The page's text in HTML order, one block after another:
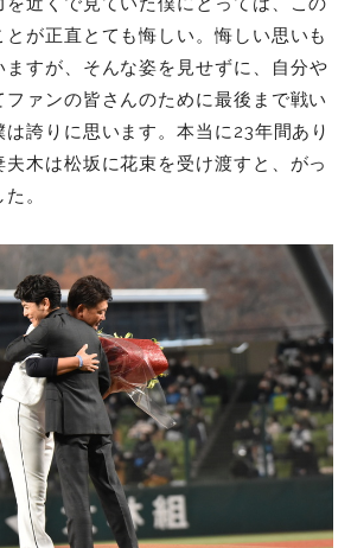
とが正直とても悔しい。悔しい思いも
ますが、そんな姿を見せずに、自分や
ァンの皆さんのために最後まで戦い
誇りに思います。本当に23年間あり
木は松坂に花束を受け渡すと、がっ
。